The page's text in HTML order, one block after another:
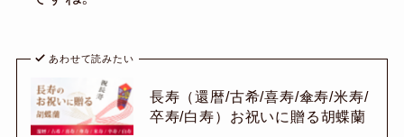
あわせて読みたい
長寿（還暦/古希/喜寿/傘寿/米寿/
卒寿/白寿）お祝いに贈る胡蝶蘭